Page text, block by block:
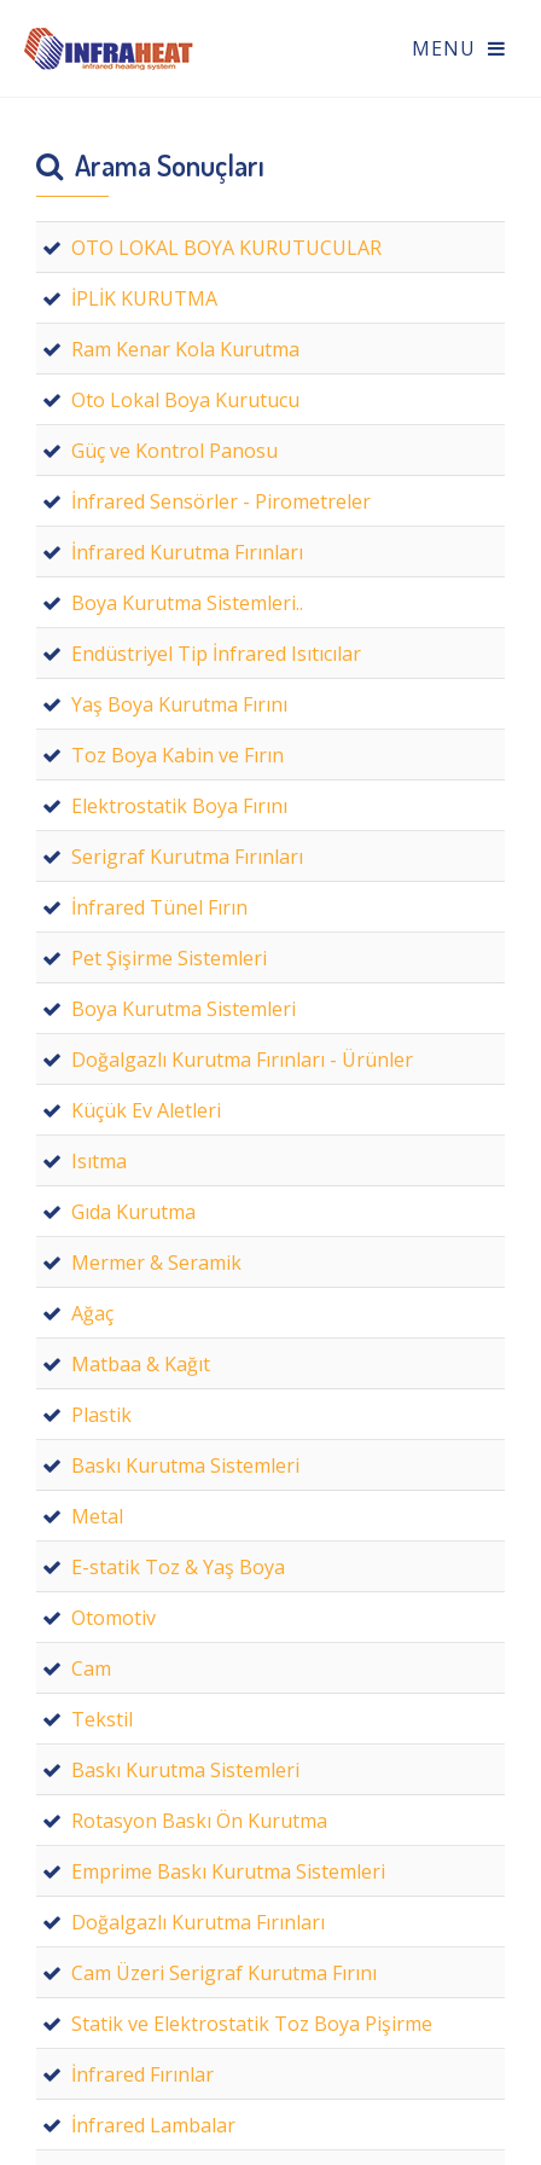
Arama Sonuçları
OTO LOKAL BOYA KURUTUCULAR
İPLİK KURUTMA
Ram Kenar Kola Kurutma
Oto Lokal Boya Kurutucu
Güç ve Kontrol Panosu
İnfrared Sensörler - Pirometreler
İnfrared Kurutma Fırınları
Boya Kurutma Sistemleri..
Endüstriyel Tip İnfrared Isıtıcılar
Yaş Boya Kurutma Fırını
Toz Boya Kabin ve Fırın
Elektrostatik Boya Fırını
Serigraf Kurutma Fırınları
İnfrared Tünel Fırın
Pet Şişirme Sistemleri
Boya Kurutma Sistemleri
Doğalgazlı Kurutma Fırınları - Ürünler
Küçük Ev Aletleri
Isıtma
Gıda Kurutma
Mermer & Seramik
Ağaç
Matbaa & Kağıt
Plastik
Baskı Kurutma Sistemleri
Metal
E-statik Toz & Yaş Boya
Otomotiv
Cam
Tekstil
Baskı Kurutma Sistemleri
Rotasyon Baskı Ön Kurutma
Emprime Baskı Kurutma Sistemleri
Doğalgazlı Kurutma Fırınları
Cam Üzeri Serigraf Kurutma Fırını
Statik ve Elektrostatik Toz Boya Pişirme
İnfrared Fırınlar
İnfrared Lambalar